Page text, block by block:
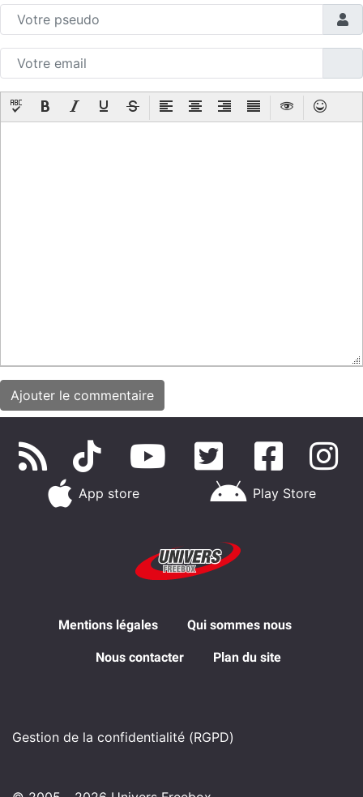
App store Play Store
Mentions légales Qui sommes nous
Nous contacter Plan du site
Gestion de la confidentialité (RGPD)